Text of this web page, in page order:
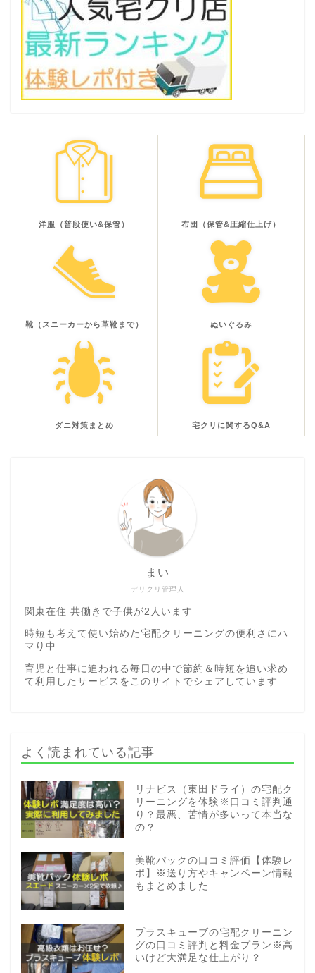
洋服（普段使い&保管） 布団（保管&圧縮仕上げ）
靴（スニーカーから革靴まで） ぬいぐるみ
ダニ対策まとめ 宅クリに関するQ&A
デリクリ管理人
まい
関東在住 共働きで子供が2人います
時短も考えて使い始めた宅配クリーニングの便利さにハ
マり中
育児と仕事に追われる毎日の中で節約＆時短を追い求め
て利用したサービスをこのサイトでシェアしています
よく読まれている記事
リナビス（東田ドライ）の宅配ク
リーニングを体験※口コミ評判通
り？最悪、苦情が多いって本当な
の？
美靴パックの口コミ評価【体験レ
ポ】※送り方やキャンペーン情報
もまとめました
プラスキューブの宅配クリーニン
グの口コミ評判と料金プラン※高
いけど大満足な仕上がり？